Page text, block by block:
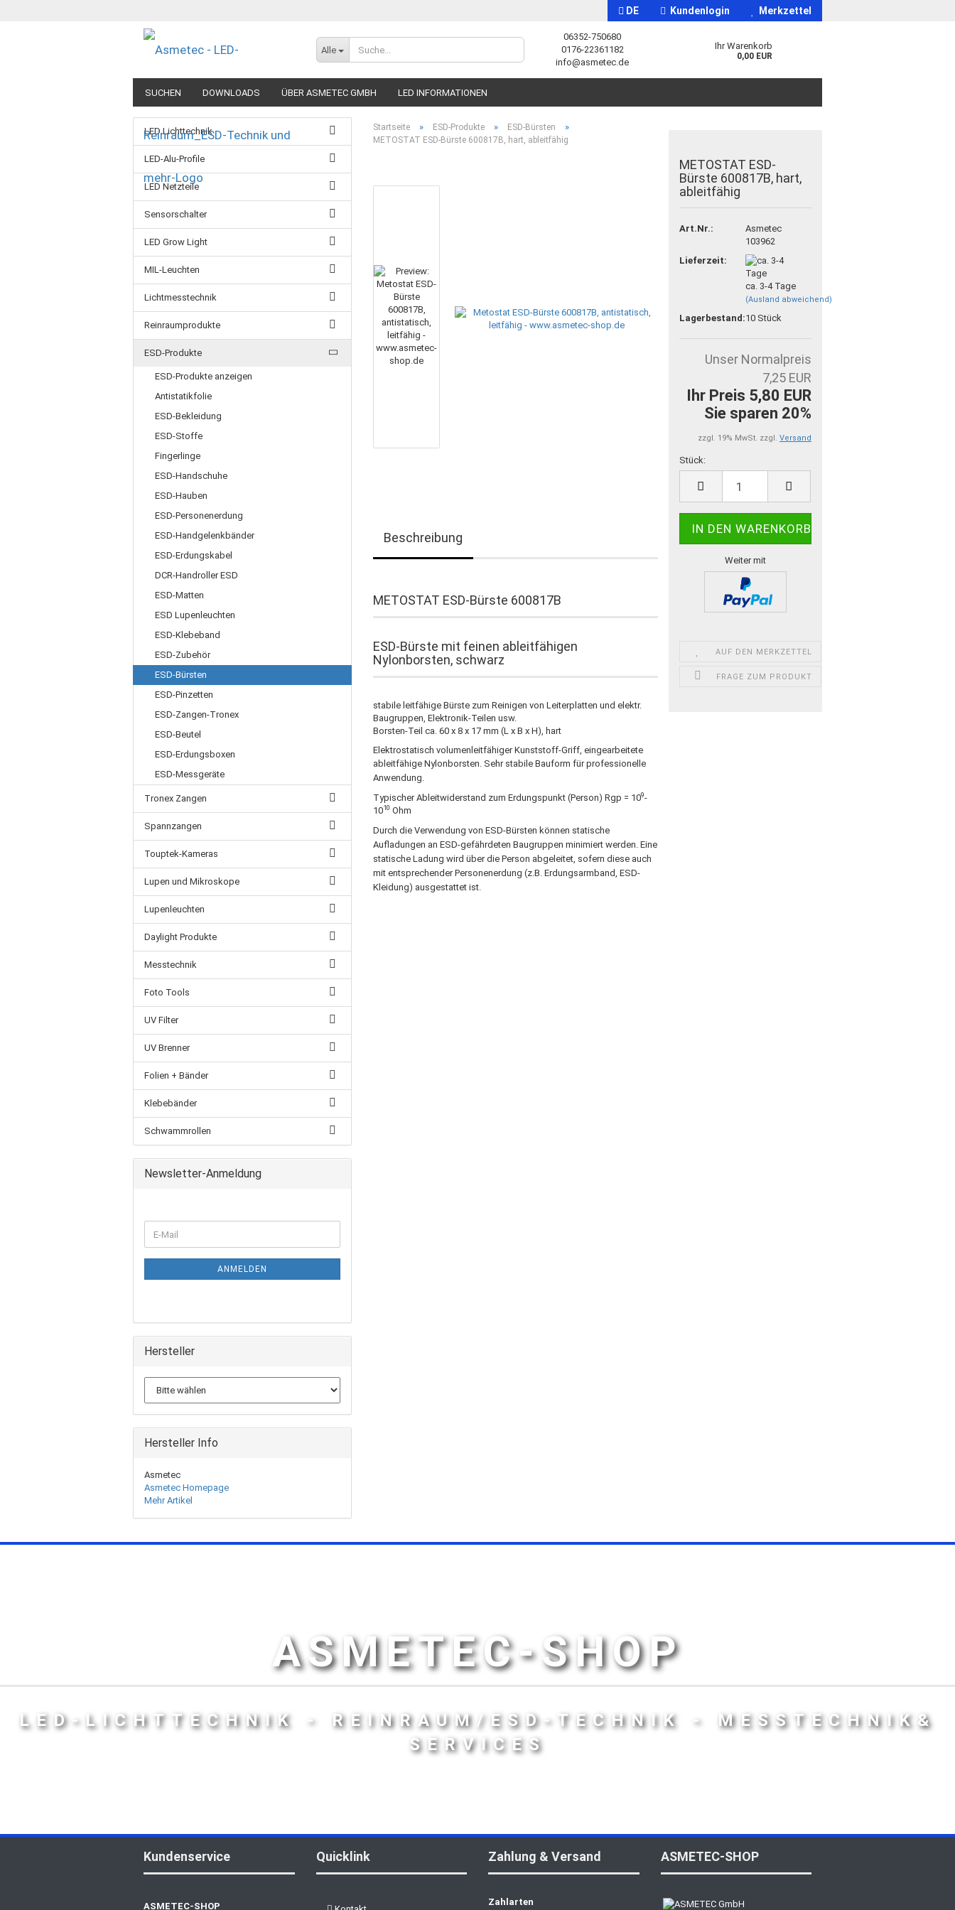
DE
Sprache auswählen
Kundenlogin Merkzettel
Alle
06352-750680
0176-22361182
info@asmetec.de
Ihr Warenkorb
0,00 EUR
SUCHEN DOWNLOADS ÜBER ASMETEC GMBH LED INFORMATIONEN
Startseite » ESD-Produkte » ESD-Bürsten »
METOSTAT ESD-Bürste 600817B, hart, ableitfähig
METOSTAT ESD-
Bürste 600817B, hart,
ableitfähig
Art.Nr.:
Asmetec
103962
Lieferzeit:
ca. 3-4 Tage
(Ausland abweichend)
Lagerbestand:10 Stück
Unser Normalpreis
7,25 EUR
Ihr Preis 5,80 EUR
Sie sparen 20%
zzgl. 19% MwSt. zzgl. Versand
Stück:
Stück
Weiter mit
AUF DEN MERKZETTEL
FRAGE ZUM PRODUKT
Beschreibung
METOSTAT ESD-Bürste 600817B
ESD-Bürste mit feinen ableitfähigen
Nylonborsten, schwarz
stabile leitfähige Bürste zum Reinigen von Leiterplatten und elektr.
Baugruppen, Elektronik-Teilen usw.
Borsten-Teil ca. 60 x 8 x 17 mm (L x B x H), hart
Elektrostatisch volumenleitfähiger Kunststoff-Griff, eingearbeitete
ableitfähige Nylonborsten. Sehr stabile Bauform für professionelle
Anwendung.
Typischer Ableitwiderstand zum Erdungspunkt (Person) Rgp = 109-
1010 Ohm
Durch die Verwendung von ESD-Bürsten können statische
Aufladungen an ESD-gefährdeten Baugruppen minimiert werden. Eine
statische Ladung wird über die Person abgeleitet, sofern diese auch
mit entsprechender Personenerdung (z.B. Erdungsarmband, ESD-
Kleidung) ausgestattet ist.
LED Lichttechnik
LED-Alu-Profile
LED Netzteile
Sensorschalter
LED Grow Light
MIL-Leuchten
Lichtmesstechnik
Reinraumprodukte
ESD-Produkte
ESD-Produkte anzeigen
Antistatikfolie
ESD-Bekleidung
ESD-Stoffe
Fingerlinge
ESD-Handschuhe
ESD-Hauben
ESD-Personenerdung
ESD-Handgelenkbänder
ESD-Erdungskabel
DCR-Handroller ESD
ESD-Matten
ESD Lupenleuchten
ESD-Klebeband
ESD-Zubehör
ESD-Bürsten
ESD-Pinzetten
ESD-Zangen-Tronex
ESD-Beutel
ESD-Erdungsboxen
ESD-Messgeräte
Tronex Zangen
Spannzangen
Touptek-Kameras
Lupen und Mikroskope
Lupenleuchten
Daylight Produkte
Messtechnik
Foto Tools
UV Filter
UV Brenner
Folien + Bänder
Klebebänder
Schwammrollen
Newsletter-Anmeldung
ANMELDEN
Hersteller
Hersteller Info
Asmetec
Asmetec Homepage
Mehr Artikel
ASMETEC-SHOP
LED-LICHTTECHNIK - REINRAUM/ESD-TECHNIK - MESSTECHNIK&
SERVICES
Kundenservice
ASMETEC-SHOP
Quicklink Zahlung & Versand
Zahlarten
ASMETEC-SHOP